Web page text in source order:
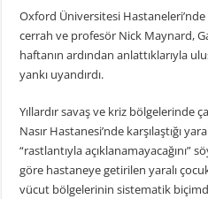
Oxford Üniversitesi
cerrah ve profesör Nick Maynard,
haftanın ardından anlattıklarıyla
yankı uyandırdı.
Yıllardır savaş ve kriz bölgelerinde
Nasır Hastanesi’nde karşılaştığı
“rastlantıyla açıklanamayacağını”
göre hastaneye getirilen yaralı
vücut bölgelerinin sistematik